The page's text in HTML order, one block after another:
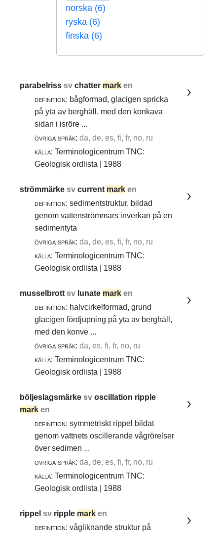
norska (6)
ryska (6)
finska (6)
parabelrisssvchatter mark en
definition: bågformad, glacigen spricka
på yta av berghäll, med den konkava
sidan i isröre ...
övriga språk: da, de, es, fi, fr, no, ru
källa: Terminologicentrum TNC:
Geologisk ordlista | 1988
strömmärkesvcurrent mark en
definition: sedimentstruktur, bildad
genom vattenströmmars inverkan på en
sedimentyta
övriga språk: da, de, es, fi, fr, no, ru
källa: Terminologicentrum TNC:
Geologisk ordlista | 1988
musselbrottsv lunate mark en
definition: halvcirkelformad, grund
glacigen fördjupning på yta av berghäll,
med den konve ...
övriga språk: da, es, fi, fr, no, ru
källa: Terminologicentrum TNC:
Geologisk ordlista | 1988
böljeslagsmärkesvoscillation ripple
mark en
definition: symmetriskt rippel bildat
genom vattnets oscillerande vågrörelser
över sedimen ...
övriga språk: da, de, es, fi, fr, no, ru
källa: Terminologicentrum TNC:
Geologisk ordlista | 1988
rippelsv ripple mark en
definition: vågliknande struktur på